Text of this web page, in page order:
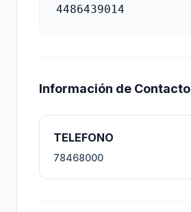
4486439014
Información de Contacto
TELEFONO
78468000